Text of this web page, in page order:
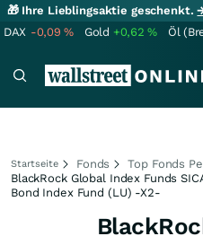
🎁 Ihre Lieblingsaktie geschenkt.
DAX -0,09% Gold +0,62% Öl
Startseite Fonds
Top Fonds
BlackRock Global Index Funds
Bond Index Fund (LU) -X2-